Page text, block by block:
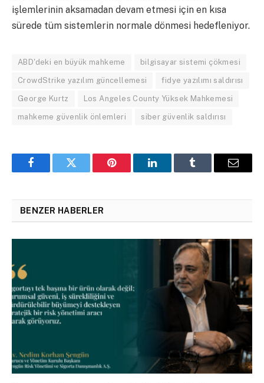
işlemlerinin aksamadan devam etmesi için en kısa
sürede tüm sistemlerin normale dönmesi hedefleniyor.
ABD'deki en büyük mahkeme bilgisayar sistemi çökmesi
CrowdStrike yazılım güncellemesi fidye yazılımı saldırısı
George Kurtz Los Angeles County Yüksek Mahkemesi
mahkeme güvenlik önlemleri siber güvenlik saldırısı
FacebookTwitter Pinterest LinkedInTumblr Email
BENZER HABERLER